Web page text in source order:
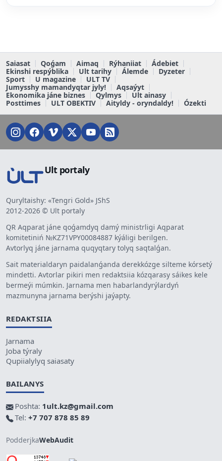
Saiasat Qoǵam Aimaq Rýhaniiat
Ádebiet
Ekinshi respýblika
Ult tarihy Álemde
Dyzeter
Sport
U magazine
ULT TV
Jumysshy mamandyqtar jyly!
Aqsaýyt
Ekonomika jáne biznes
Qylmys
Ult ainasy
Posttimes
ULT OBEKTIV Aityldy - oryndaldy! Ózekti
Ult portaly
Quryltaishy: «Tengri Gold» JShS
2012-2026 © Ult portaly
QR Aqparat jáne qoǵamdyq damý ministrligi Aqparat
komitetiniń №KZ71VPY00084887 kýáligi berilgen.
Avtorlyq jáne jarnama quqyqtary tolyq saqtalǵan.
Sait materialdaryn paidalanǵanda derekkózge silteme kórsetý
mindetti. Avtorlar pikiri men redaktsiia kózqarasy sáikes kele
bermeýi múmkin. Jarnama men habarlandyrýlardyń
mazmunyna jarnama berýshi jaýapty.
REDAKTSIIA
Jarnama
Joba týraly
Qupiialylyq saiasaty
BAILANYS
Poshta: 1ult.kz@gmail.com
Tel: +7 707 878 85 89
PodderjkaWebAudit